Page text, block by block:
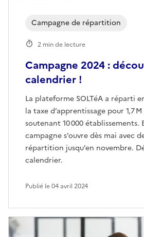
Campagne 2024 :
calendrier !
La plateforme SOLTéA a réparti
la taxe d’apprentissage pour 1,7
soutenant 10 000 établissements.
campagne s’ouvre dès mai avec
répartition jusqu’en novembre.
calendrier.
Campagne de répartition
2 min de lecture
Publié le 04 avril 2024